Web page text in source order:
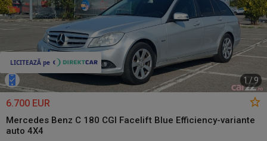
1 / 9
6.700 EUR
Mercedes Benz C 180 CGI Facelift Blue Efficiency-variante
auto 4X4